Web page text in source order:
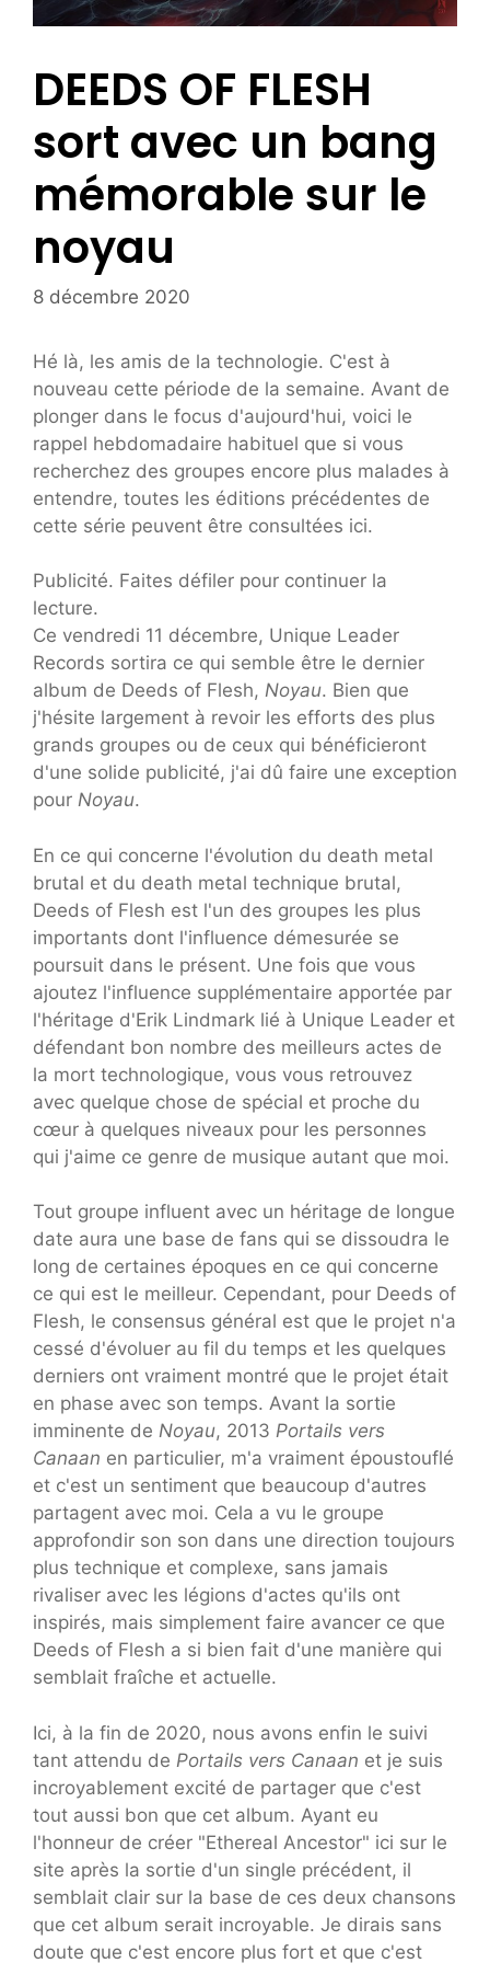
DEEDS OF FLESH
sort avec un bang
mémorable sur le
noyau
8 décembre 2020
Hé là, les amis de la technologie. C'est à
nouveau cette période de la semaine. Avant de
plonger dans le focus d'aujourd'hui, voici le
rappel hebdomadaire habituel que si vous
recherchez des groupes encore plus malades à
entendre, toutes les éditions précédentes de
cette série peuvent être consultées ici.
Publicité. Faites défiler pour continuer la
lecture.
Ce vendredi 11 décembre, Unique Leader
Records sortira ce qui semble être le dernier
album de Deeds of Flesh, Noyau. Bien que
j'hésite largement à revoir les efforts des plus
grands groupes ou de ceux qui bénéficieront
d'une solide publicité, j'ai dû faire une exception
pour Noyau.
En ce qui concerne l'évolution du death metal
brutal et du death metal technique brutal,
Deeds of Flesh est l'un des groupes les plus
importants dont l'influence démesurée se
poursuit dans le présent. Une fois que vous
ajoutez l'influence supplémentaire apportée par
l'héritage d'Erik Lindmark lié à Unique Leader et
défendant bon nombre des meilleurs actes de
la mort technologique, vous vous retrouvez
avec quelque chose de spécial et proche du
cœur à quelques niveaux pour les personnes
qui j'aime ce genre de musique autant que moi.
Tout groupe influent avec un héritage de longue
date aura une base de fans qui se dissoudra le
long de certaines époques en ce qui concerne
ce qui est le meilleur. Cependant, pour Deeds of
Flesh, le consensus général est que le projet n'a
cessé d'évoluer au fil du temps et les quelques
derniers ont vraiment montré que le projet était
en phase avec son temps. Avant la sortie
imminente de Noyau, 2013 Portails vers
Canaan en particulier, m'a vraiment époustouflé
et c'est un sentiment que beaucoup d'autres
partagent avec moi. Cela a vu le groupe
approfondir son son dans une direction toujours
plus technique et complexe, sans jamais
rivaliser avec les légions d'actes qu'ils ont
inspirés, mais simplement faire avancer ce que
Deeds of Flesh a si bien fait d'une manière qui
semblait fraîche et actuelle.
Ici, à la fin de 2020, nous avons enfin le suivi
tant attendu de Portails vers Canaan et je suis
incroyablement excité de partager que c'est
tout aussi bon que cet album. Ayant eu
l'honneur de créer "Ethereal Ancestor" ici sur le
site après la sortie d'un single précédent, il
semblait clair sur la base de ces deux chansons
que cet album serait incroyable. Je dirais sans
doute que c'est encore plus fort et que c'est